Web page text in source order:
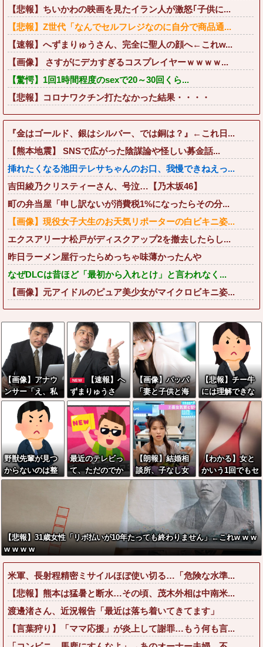
【悲報】ちいかわの映画を見たイラン人が激怒｢子供に...
【悲報】Z世代「なんでセルフレジなのに自分で商品通...
【速報】へずまりゅうさん、完全に聖人の顔へ←これw...
【画像】 さすがにデカすぎるコスプレイヤーｗｗｗｗ...
【驚愕】1回1時間程度のsexで20～30回くら...
【悲報】コロナワクチン打たなかった結果・・・・
『金はゴールド、銀はシルバー、では銅は？』←これ日...
【熊本地震】 SNSで広がった陰謀論や怪しい募金話...
挿れたくなる池田テレサちゃんのお口、我慢できねえっ...
吉田綾乃クリスティーさん、号泣…【乃木坂46】
町の弁当屋「申し訳ないが消費税1%になったらその分...
【画像】現役女子大生のお天気リポーターの白ビキニ姿...
エクスアリーナ松戸がディスクアップ2を撤去したらし...
昨日ラーメン屋行ったらめっちゃ味薄かったんや
なぜDLCは昔ほど「最初から入れとけ」と言われなく...
【画像】元アイドルのピュア美少女がマイクロビキニ姿...
【画像】アナウ
ンサー「え、私
がスピードスケ
ートのピチピチ
ユニフォーム着
るんですか…？ﾑ
ﾁｨ！！」←これ
はお前らに刺さ
るやろw w w w
NEW
【速報】へ
ずまりゅうさ
ん、完全に聖人
の顔へ←これw
w w w w w w w
【画像】パッパ
「妻と子供と海
に来た」ﾊﾟｼｬ←
想像の200倍は
神々しくて草
【悲報】チー牛
には理解できな
い恋愛、がこち
らｗｗｗｗｗｗ
ｗｗｗｗｗｗｗ
ｗｗｗｗｗｗｗ
ｗ
野獣先輩が見つ
からないのは整
形して別人の顔
最近のテレビっ
て、ただのでか
いYouTubeにな
【朗報】結婚相
談所、子なし女
は『怪物』と結
論づけてしまう
【わかる】女と
かいう1回でもセ
ックスしたらち
ょろい生物www
www
【悲報】31歳女性「リボ払いが10年たっても終わりません」←これw w w
w w w w
米軍、長射程精密ミサイルほぼ使い切る…「危険な水準...
【悲報】熊本は猛暑と断水…その頃、茂木外相は中南米...
渡邊渚さん、近況報告「最近は落ち着いてきてます」
【言葉狩り】「ママ応援」が炎上して謝罪…もう何も言...